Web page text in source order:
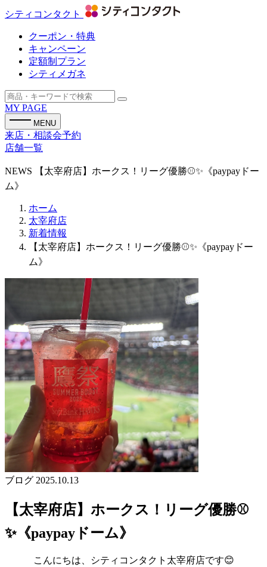
シティコンタクト
クーポン・特典
キャンペーン
定額制プラン
シティメガネ
MY PAGE
MENU
来店・相談会予約
店舗一覧
NEWS
【太宰府店】ホークス！リーグ優勝⚾✨《paypayドー
ム》
ホーム
太宰府店
新着情報
【太宰府店】ホークス！リーグ優勝⚾✨《paypayドー
ム》
ブログ 2025.10.13
【太宰府店】ホークス！リーグ優勝⚾
✨《paypayドーム》
こんにちは、シティコンタクト太宰府店です😊